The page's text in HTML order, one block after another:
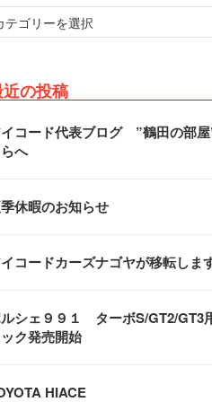
の投稿
コード代表ブログ ”鶴田の部屋
へ
休暇のお知らせ
コードカーズナゴヤが移転しま
シェ９９１ ターボS/GT2/
ク発売開始
HIACE